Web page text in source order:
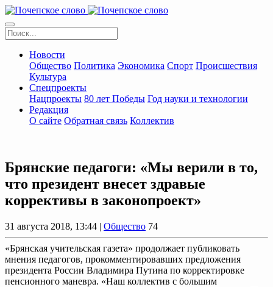
Новости
Общество Политика Экономика Спорт Происшествия
Культура
Спецпроекты
Нацпроекты 80 лет Победы Год науки и технологии
Редакция
О сайте Обратная связь Коллектив
Брянские педагоги: «Мы верили в то,
что президент внесет здравые
коррективы в законопроект»
31 августа 2018, 13:44 | Общество 74
«Брянская учительская газета» продолжает публиковать
мнения педагогов, прокомментировавших предложения
президента России Владимира Путина по корректировке
пенсионного маневра. «Наш коллектив с большим